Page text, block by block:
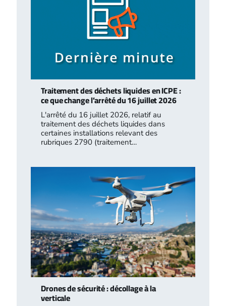
Traitement des déchets liquides en ICPE :
ce que change l’arrêté du 16 juillet 2026
L'arrêté du 16 juillet 2026, relatif au
traitement des déchets liquides dans
certaines installations relevant des
rubriques 2790 (traitement…
Drones de sécurité : décollage à la
verticale